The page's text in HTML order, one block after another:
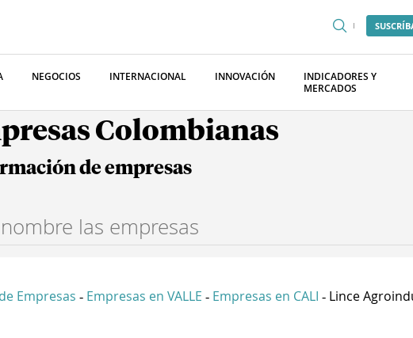
NEGOCIOS INTERNACIONAL INNOVACIÓN
INDICADORES Y
MERCADOS
Colombianas
de empresas
Empresas - Empresas en VALLE - Empresas en CALI - Lince